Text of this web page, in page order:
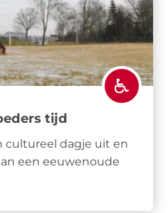
tijd
cultureel dagje uit en
een eeuwenoude